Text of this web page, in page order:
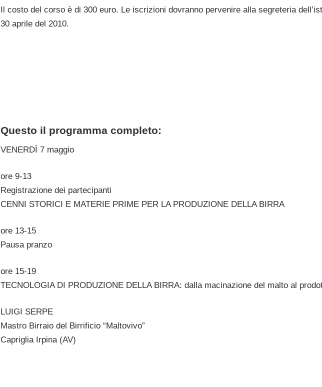
Il costo del corso è di 300 euro. Le iscrizioni dovranno pervenire alla segreteria
30 aprile del 2010.
Questo il programma completo:
VENERDÌ 7 maggio
ore 9-13
Registrazione dei partecipanti
CENNI STORICI E MATERIE PRIME PER LA PRODUZIONE DELLA BIRRA
ore 13-15
Pausa pranzo
ore 15-19
TECNOLOGIA DI PRODUZIONE DELLA BIRRA: dalla macinazione del malto al
LUIGI SERPE
Mastro Birraio del Birrificio “Maltovivo”
Capriglia Irpina (AV)